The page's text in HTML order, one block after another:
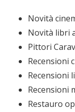
Novità
Novità libri
Pittori
Recensioni
Recensioni
Recensioni
Restauro